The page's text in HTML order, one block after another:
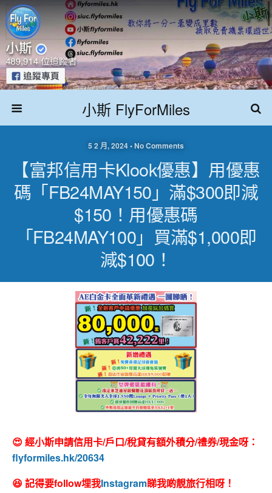
小斯 FlyForMiles
5 2 月, 2024 • No Comments
【富邦信用卡Klook優惠】用優惠
碼「FB24MAY150」滿$300即減
$150！用優惠碼
「FB24MAY100」買滿$1,000即
減$100！
😍 經小斯申請信用卡/戶口/稅貸有額外積分/禮券/現金呀：
flyformiles.hk/20634
😆 記得要follow埋我Instagram睇我啲靚旅行相呀！